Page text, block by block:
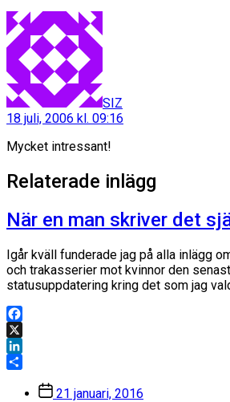
SIZ
18 juli, 2006 kl. 09:16
Mycket intressant!
Relaterade inlägg
När en man skriver det
Igår kväll funderade jag på alla inlägg
och trakasserier mot kvinnor den
statusuppdatering kring det som jag
Facebook
X
LinkedIn
Inläggsdatum
21 januari, 2016